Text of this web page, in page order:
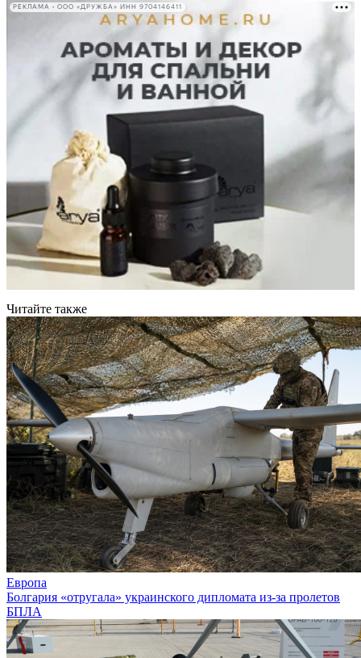
РЕКЛАМА • ООО «ДРУЖБА» ИНН 9704146411
Читайте также
Европа
Болгария «отругала» украинского дипломата из-за пролетов
БПЛА